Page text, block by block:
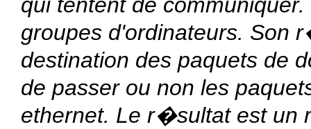
groupes d'ordinateurs. Son
destination des paquets de
de passer ou non les
ethernet. Le r�sultat est